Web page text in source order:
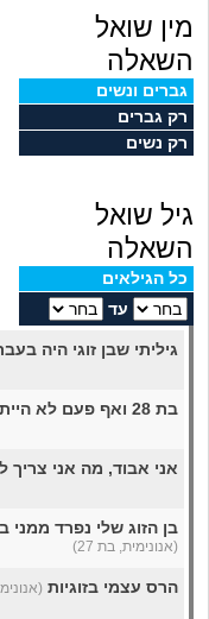
מין שואל
השאלה
גברים ונשים
רק גברים
רק נשים
גיל שואל
השאלה
כל הגילאים
עד
גיליתי שבן זוגי היה
בת 28 ואף פעם לא הייתי בזוגיות, האם לשקר על כך בדייט ראשון?
אני אבוד, מה אני צריך
בן הזוג שלי נפרד
(אנונימית, בת 27)
הרס עצמי בזוגיות